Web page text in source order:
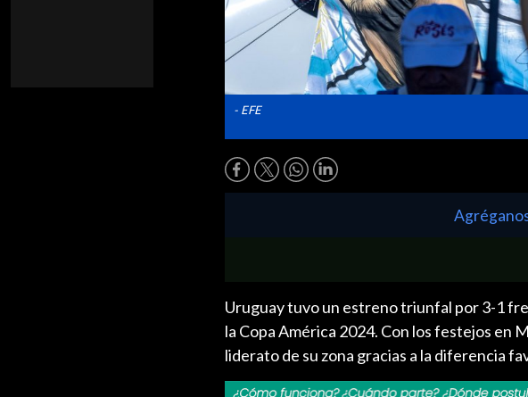
- EFE
Uruguay tuvo un estreno triunfal por 3-1
la Copa América 2024. Con los festejos en
liderato de su zona gracias a la diferencia